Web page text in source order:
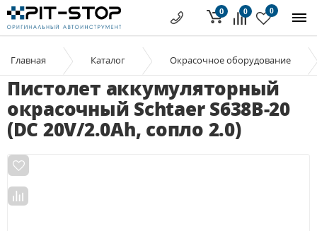
0 0
0
Главная Каталог Окрасочное оборудование
Пистолет аккумуляторный
окрасочный Schtaer S638B-20
(DC 20V/2.0Ah, сопло 2.0)